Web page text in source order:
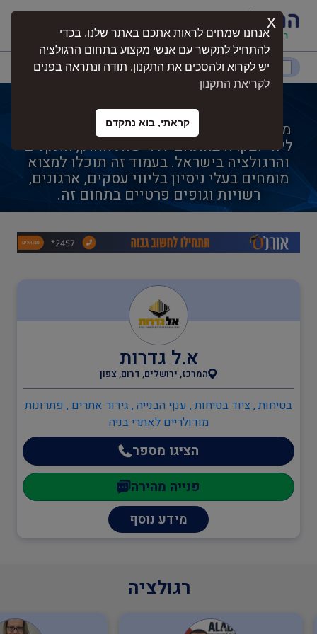
דרום המרכז ירושלים צפון
מחסום קצה
מחסום קצה הוא תחום מקצועי הכולל ייעוץ,
ליווי ובקרה בהתאם לדרישות החוק, התקנים
והרגולציה בישראל. בעמוד זה תוכלו למצוא
מומחים בעלי ניסיון בליווי עסקים, ארגונים,
רשויות וגופים פרטיים בתחום זה.
חקלאות
בטיחות
בודקים מוסמכים
ביטחון
כיבוי אש
הגנת הסביבה
שמאות ובדק נכס
א.ל גדרות
המרכז, ירושלים, דרום, צפון
בטיחות , ציוד בטיחות , ענף הבנייה , גידור אתרים , פתרונות
מודולריים לאתרי בניה
הציגו מספר
פנייה מהירה
מידע נוסף
רגולציה
אנחנו שמחים לראות אתכם באתר שלנו. בכדי
להתחיל לתקשר עם אנשי מקצוע בתחום הרגולציה
יש לקרוא ולהסכים את התקנון. תודה ונתראה בפנים
לקריאת התקנון
קראתי, בוא נתקדם
x